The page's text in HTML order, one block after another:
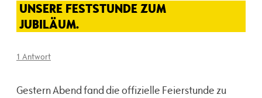
UNSERE FESTSTUNDE ZUM
JUBILÄUM.
1 Antwort
Gestern Abend fand die offizielle Feierstunde zu